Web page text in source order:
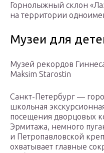
Горнолыжный склон
на территории
Музеи для
Музей рекордов
Maksim Starostin
Санкт-Петербург —
школьная
посещения дворцовых
Эрмитажа, немного
и Петропавловской
охватывает главные